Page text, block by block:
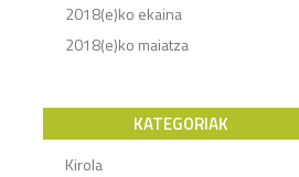
2018(e)ko ekaina
2018(e)ko maiatza
KATEGORIAK
Kirola